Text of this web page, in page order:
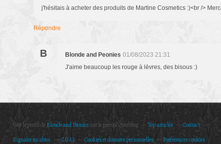
j'hésitais à acheter des produits de Martine Cosmetics :)<br />
Répondre
B Blonde and Peonies 01/08/2023 21:31
J'aime beaucoup les rouge à lèvres, des bisous :)
Voir le profil deBlonde and Peoniessur le portail Overblog Top articles
Contact
Signaler un abus
C.G.U. Cookies et données personnelles Préférences cookies